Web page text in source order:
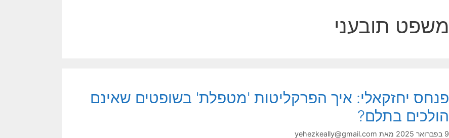
משפט תובעני
פנחס יחזקאלי: איך הפרקליטות 'מטפלת' בשופטים שאינם
הולכים בתלם?
9 בפברואר 2025 מאת yehezkeally@gmail.com